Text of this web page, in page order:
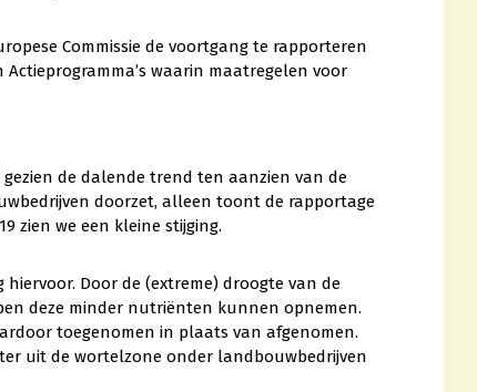
Commissie de voortgang te rapporteren
waarin maatregelen voor
de dalende trend ten aanzien van de
doorzet, alleen toont de rapportage
zien we een kleine stijging.
Door de (extreme) droogte van de
deze minder nutriënten kunnen opnemen.
toegenomen in plaats van afgenomen.
uit de wortelzone onder landbouwbedrijven